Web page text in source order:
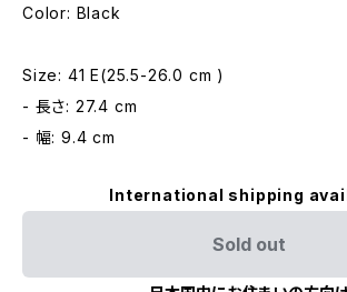
Color: Black
Size: 41 E(25.5-26.0 cm )
- 長さ: 27.4 cm
- 幅: 9.4 cm
International shipping
Sold out